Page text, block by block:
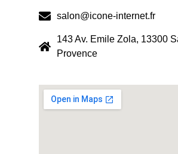
salon@icone-internet.fr
143 Av. Emile Zola, 13300
Provence